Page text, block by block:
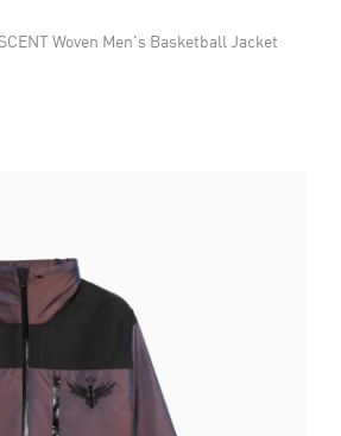
Woven Men's Basketball Jacket